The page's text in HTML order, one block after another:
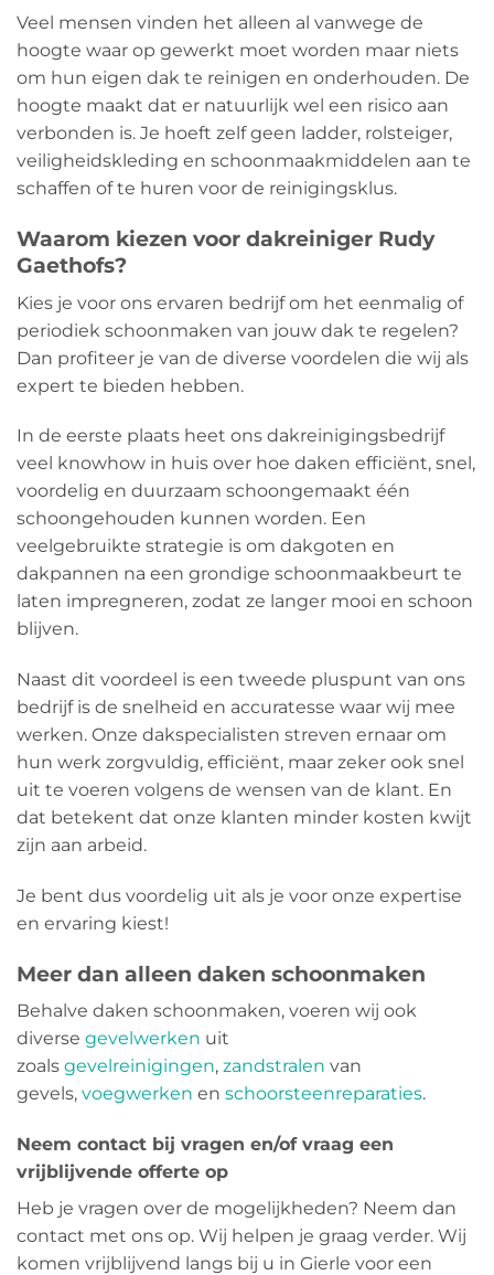
Veel mensen vinden het alleen al vanwege de
hoogte waar op gewerkt moet worden maar niets
om hun eigen dak te reinigen en onderhouden. De
hoogte maakt dat er natuurlijk wel een risico aan
verbonden is. Je hoeft zelf geen ladder, rolsteiger,
veiligheidskleding en schoonmaakmiddelen aan te
schaffen of te huren voor de reinigingsklus.
Waarom kiezen voor dakreiniger Rudy
Gaethofs?
Kies je voor ons ervaren bedrijf om het eenmalig of
periodiek schoonmaken van jouw dak te regelen?
Dan profiteer je van de diverse voordelen die wij als
expert te bieden hebben.
In de eerste plaats heet ons dakreinigingsbedrijf
veel knowhow in huis over hoe daken efficiënt, snel,
voordelig en duurzaam schoongemaakt één
schoongehouden kunnen worden. Een
veelgebruikte strategie is om dakgoten en
dakpannen na een grondige schoonmaakbeurt te
laten impregneren, zodat ze langer mooi en schoon
blijven.
Naast dit voordeel is een tweede pluspunt van ons
bedrijf is de snelheid en accuratesse waar wij mee
werken. Onze dakspecialisten streven ernaar om
hun werk zorgvuldig, efficiënt, maar zeker ook snel
uit te voeren volgens de wensen van de klant. En
dat betekent dat onze klanten minder kosten kwijt
zijn aan arbeid.
Je bent dus voordelig uit als je voor onze expertise
en ervaring kiest!
Meer dan alleen daken schoonmaken
Behalve daken schoonmaken, voeren wij ook
diverse gevelwerken uit
zoals gevelreinigingen, zandstralen van
gevels, voegwerken en schoorsteenreparaties.
Neem contact bij vragen en/of vraag een
vrijblijvende offerte op
Heb je vragen over de mogelijkheden? Neem dan
contact met ons op. Wij helpen je graag verder. Wij
komen vrijblijvend langs bij u in Gierle voor een